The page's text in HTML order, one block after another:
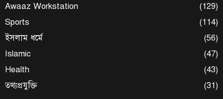
Awaaz Workstation
(129)
Sports
(114)
ইসলাম ধর্মে
(56)
Islamic
(47)
Health
(43)
তথ্যপ্রযুক্তি
(31)